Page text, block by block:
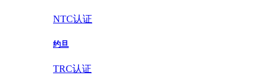
NTC认证
约旦
TRC认证